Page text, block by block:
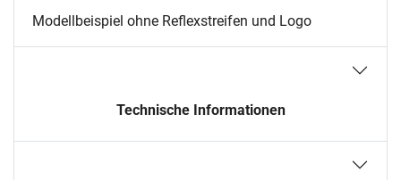
Modellbeispiel ohne Reflexstreifen und Logo
Technische Informationen